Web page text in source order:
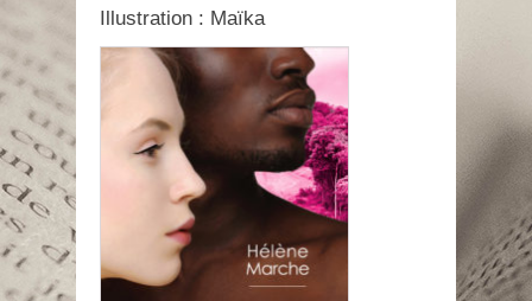
Illustration : Maïka